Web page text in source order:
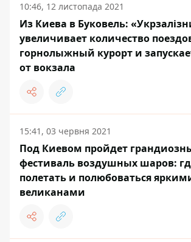
10:46, 12 листопада 2021
Из Киева в Буковель:
увеличивает количество
горнолыжный курорт и
от вокзала
15:41, 03 червня 2021
Под Киевом пройдет
фестиваль воздушных шаров:
полетать и полюбоваться
великанами